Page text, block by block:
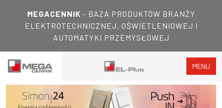
MEGACENNIK - BAZA PRODUKTÓW BRANŻY
ELEKTROTECHNICZNEJ, OŚWIETLENIOWEJ I
AUTOMATYKI PRZEMYSŁOWEJ
MENU